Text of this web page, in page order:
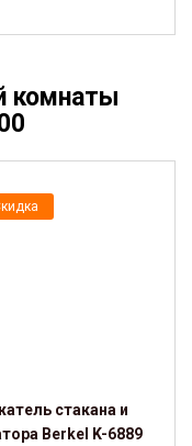
комнаты
стакана и
Berkel K-6889